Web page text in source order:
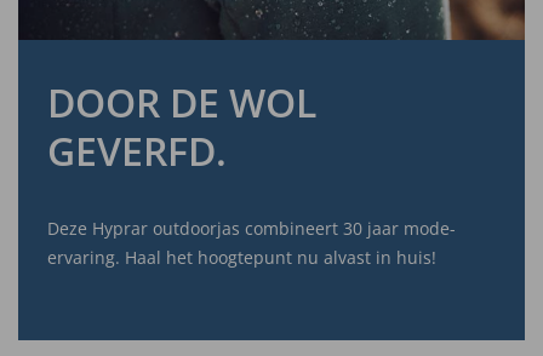
DOOR DE WOL
GEVERFD.
Deze Hyprar outdoorjas combineert 30 jaar mode-
ervaring. Haal het hoogtepunt nu alvast in huis!